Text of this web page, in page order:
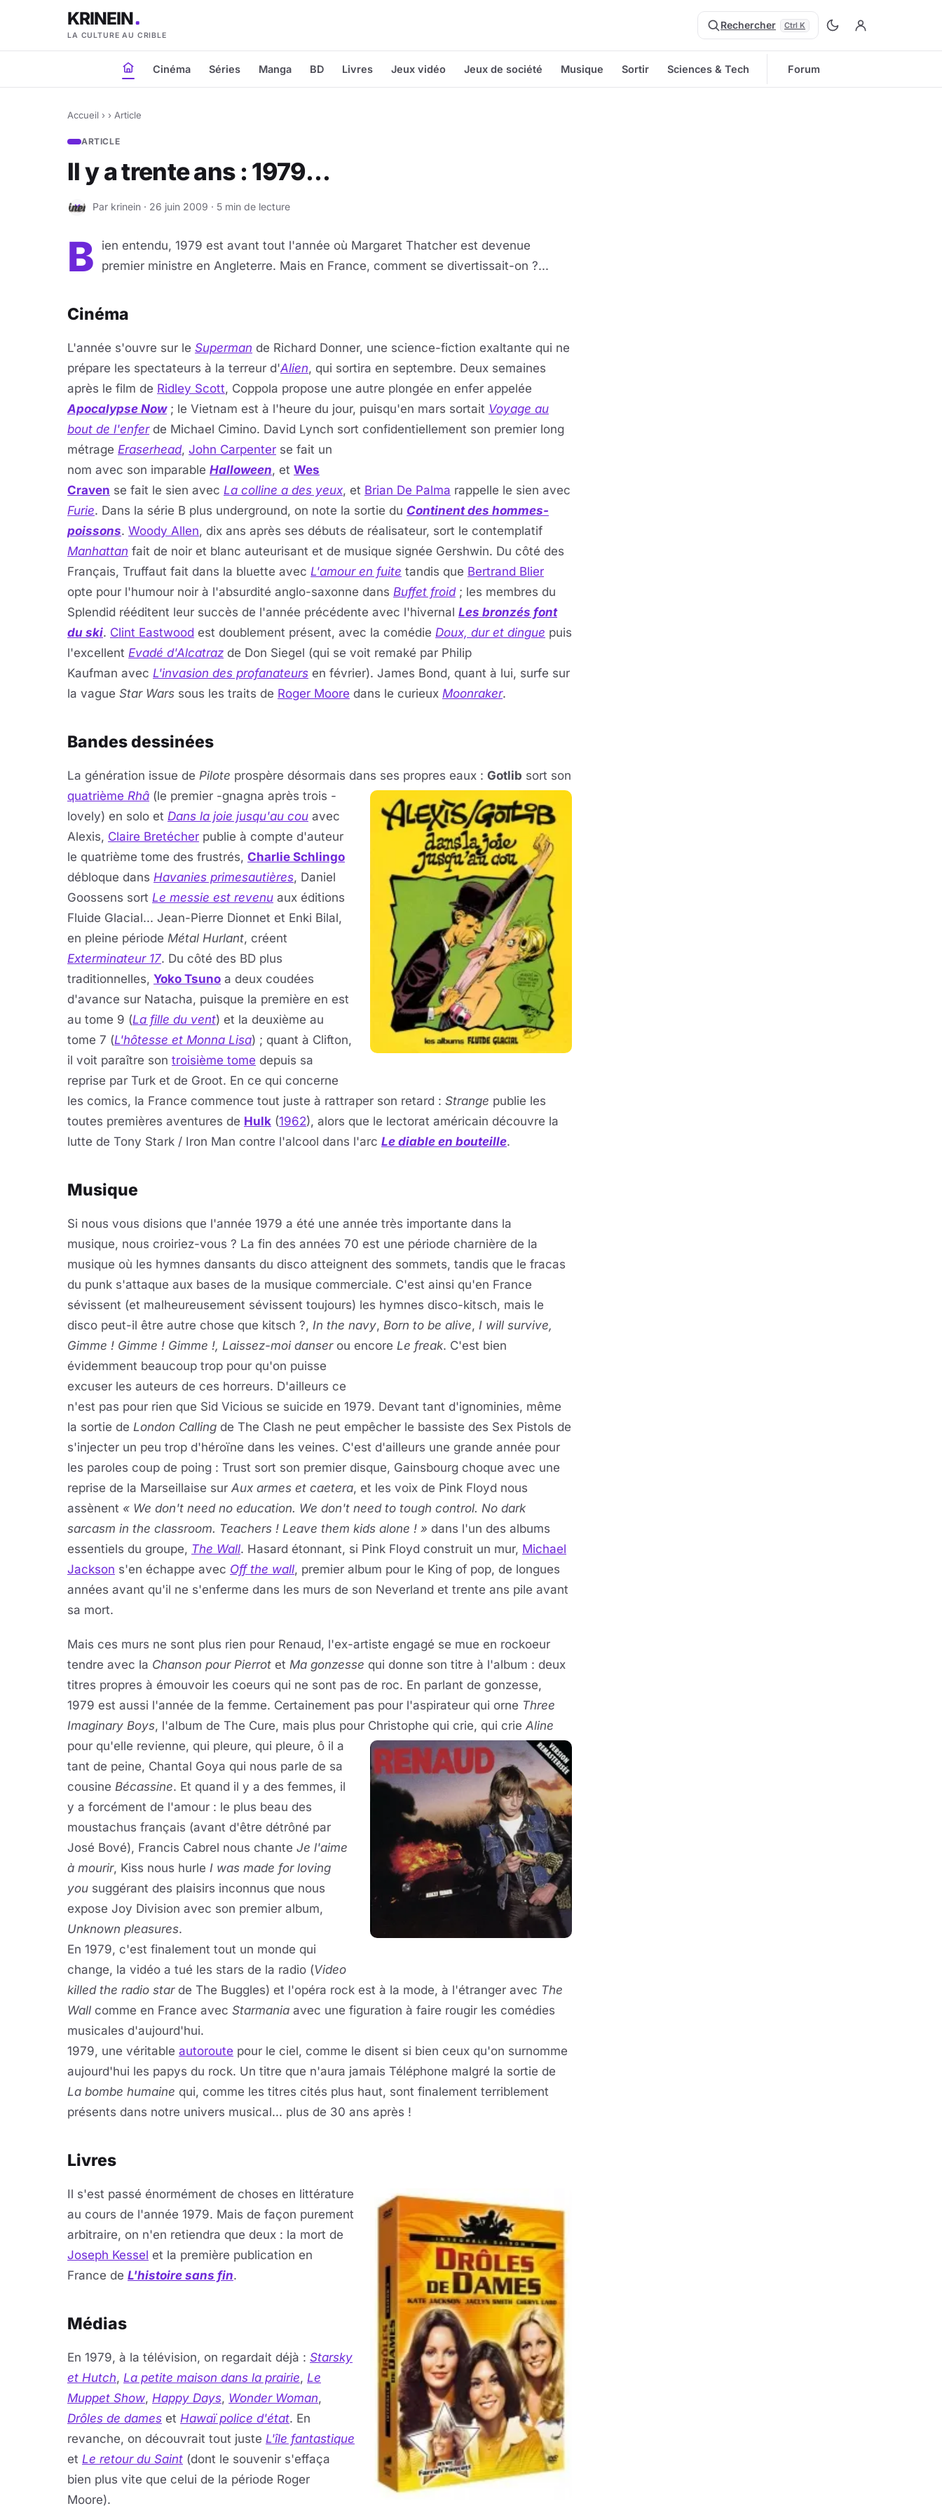
KRINEIN
LA CULTURE AU CRIBLE
Rechercher Ctrl K
Cinéma Séries Manga BD Livres Jeux vidéo Jeux de société Musique Sortir Sciences & Tech Forum
Accueil › › Article
ARTICLE
Il y a trente ans : 1979…
K Par krinein · 26 juin 2009 · 5 min de lecture
B
ien entendu, 1979 est avant tout l'année où Margaret Thatcher est devenue
premier ministre en Angleterre. Mais en France, comment se divertissait-on ?...
Cinéma
L'année s'ouvre sur le Superman de Richard Donner, une science-fiction exaltante qui ne
prépare les spectateurs à la terreur d'Alien, qui sortira en septembre. Deux semaines
après le film de Ridley Scott, Coppola propose une autre plongée en enfer appelée
Apocalypse Now; le Vietnam est à l'heure du jour, puisqu'en mars sortait Voyage au
bout de l'enferde Michael Cimino. David Lynch sort confidentiellement son premier long
métrage Eraserhead, John Carpenter se fait un
nom avec son imparable Halloween, et Wes
Craven se fait le sien avec La colline a des yeux, et Brian De Palma rappelle le sien avec
Furie. Dans la série B plus underground, on note la sortie du Continent des hommes-
poissons. Woody Allen, dix ans après ses débuts de réalisateur, sort le contemplatif
Manhattan fait de noir et blanc auteurisant et de musique signée Gershwin. Du côté des
Français, Truffaut fait dans la bluette avec L'amour en fuite tandis que Bertrand Blier
opte pour l'humour noir à l'absurdité anglo-saxonne dans Buffet froid ; les membres du
Splendid rééditent leur succès de l'année précédente avec l'hivernal Les bronzés font
du ski. Clint Eastwood est doublement présent, avec la comédie Doux, dur et dingue puis
l'excellent Evadé d'Alcatraz de Don Siegel (qui se voit remaké par Philip
Kaufman avec L'invasion des profanateurs en février). James Bond, quant à lui, surfe sur
la vague Star Wars sous les traits de Roger Moore dans le curieux Moonraker.
Bandes dessinées
La génération issue de Pilote prospère désormais dans ses propres eaux : Gotlib sort son
quatrième Rhâ (le premier -gnagna après trois -
lovely) en solo et Dans la joie jusqu'au cou avec
Alexis, Claire Bretécher publie à compte d'auteur
le quatrième tome des frustrés, Charlie Schlingo
débloque dans Havanies primesautières, Daniel
Goossens sort Le messie est revenu aux éditions
Fluide Glacial... Jean-Pierre Dionnet et Enki Bilal,
en pleine période Métal Hurlant, créent
Exterminateur 17. Du côté des BD plus
traditionnelles, Yoko Tsuno a deux coudées
d'avance sur Natacha, puisque la première en est
au tome 9 (La fille du vent) et la deuxième au
tome 7 (L'hôtesse et Monna Lisa) ; quant à Clifton,
il voit paraître son troisième tome depuis sa
reprise par Turk et de Groot. En ce qui concerne
les comics, la France commence tout juste à rattraper son retard : Strange publie les
toutes premières aventures de Hulk (1962), alors que le lectorat américain découvre la
lutte de Tony Stark / Iron Man contre l'alcool dans l'arc Le diable en bouteille.
Musique
Si nous vous disions que l'année 1979 a été une année très importante dans la
musique, nous croiriez-vous ? La fin des années 70 est une période charnière de la
musique où les hymnes dansants du disco atteignent des sommets, tandis que le fracas
du punk s'attaque aux bases de la musique commerciale. C'est ainsi qu'en France
sévissent (et malheureusement sévissent toujours) les hymnes disco-kitsch, mais le
disco peut-il être autre chose que kitsch ?, In the navy, Born to be alive, I will survive,
Gimme ! Gimme ! Gimme !, Laissez-moi danserou encore Le freak. C'est bien
évidemment beaucoup trop pour qu'on puisse
excuser les auteurs de ces horreurs. D'ailleurs ce
n'est pas pour rien que Sid Vicious se suicide en 1979. Devant tant d'ignominies, même
la sortie de London Calling de The Clash ne peut empêcher le bassiste des Sex Pistols de
s'injecter un peu trop d'héroïne dans les veines. C'est d'ailleurs une grande année pour
les paroles coup de poing : Trust sort son premier disque, Gainsbourg choque avec une
reprise de la Marseillaise sur Aux armes et caetera, et les voix de Pink Floyd nous
assènent « We don't need no education. We don't need to tough control. No dark
sarcasm in the classroom. Teachers ! Leave them kids alone ! » dans l'un des albums
essentiels du groupe, The Wall. Hasard étonnant, si Pink Floyd construit un mur, Michael
Jackson s'en échappe avec Off the wall, premier album pour le King of pop, de longues
années avant qu'il ne s'enferme dans les murs de son Neverland et trente ans pile avant
sa mort.
Mais ces murs ne sont plus rien pour Renaud, l'ex-artiste engagé se mue en rockoeur
tendre avec la Chanson pour Pierrot et Ma gonzesse qui donne son titre à l'album : deux
titres propres à émouvoir les coeurs qui ne sont pas de roc. En parlant de gonzesse,
1979 est aussi l'année de la femme. Certainement pas pour l'aspirateur qui orne Three
Imaginary Boys, l'album de The Cure, mais plus pour Christophe qui crie, qui crie Aline
pour qu'elle revienne, qui pleure, qui pleure, ô il a
tant de peine, Chantal Goya qui nous parle de sa
cousine Bécassine. Et quand il y a des femmes, il
y a forcément de l'amour : le plus beau des
moustachus français (avant d'être détrôné par
José Bové), Francis Cabrel nous chante Je l'aime
à mourir, Kiss nous hurle I was made for loving
you suggérant des plaisirs inconnus que nous
expose Joy Division avec son premier album,
Unknown pleasures.
En 1979, c'est finalement tout un monde qui
change, la vidéo a tué les stars de la radio (Video
killed the radio starde The Buggles) et l'opéra rock est à la mode, à l'étranger avec The
Wall comme en France avec Starmania avec une figuration à faire rougir les comédies
musicales d'aujourd'hui.
1979, une véritable autoroute pour le ciel, comme le disent si bien ceux qu'on surnomme
aujourd'hui les papys du rock. Un titre que n'aura jamais Téléphone malgré la sortie de
La bombe humaine qui, comme les titres cités plus haut, sont finalement terriblement
présents dans notre univers musical... plus de 30 ans après !
Livres
Il s'est passé énormément de choses en littérature
au cours de l'année 1979. Mais de façon purement
arbitraire, on n'en retiendra que deux : la mort de
Joseph Kessel et la première publication en
France de L'histoire sans fin.
Médias
En 1979, à la télévision, on regardait déjà : Starsky
et Hutch, La petite maison dans la prairie, Le
Muppet Show, Happy Days, Wonder Woman,
Drôles de dames et Hawaï police d'état. En
revanche, on découvrait tout juste L'île fantastique
et Le retour du Saint (dont le souvenir s'effaça
bien plus vite que celui de la période Roger
Moore).